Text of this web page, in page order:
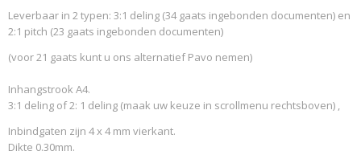
Leverbaar in 2 typen: 3:1 deling (34 gaats ingebonden documenten) en
2:1 pitch (23 gaats ingebonden documenten)
(voor 21 gaats kunt u ons alternatief Pavo nemen)
Inhangstrook A4.
3:1 deling of 2: 1 deling (maak uw keuze in scrollmenu rechtsboven) ,
Inbindgaten zijn 4 x 4 mm vierkant.
Dikte 0.30mm.